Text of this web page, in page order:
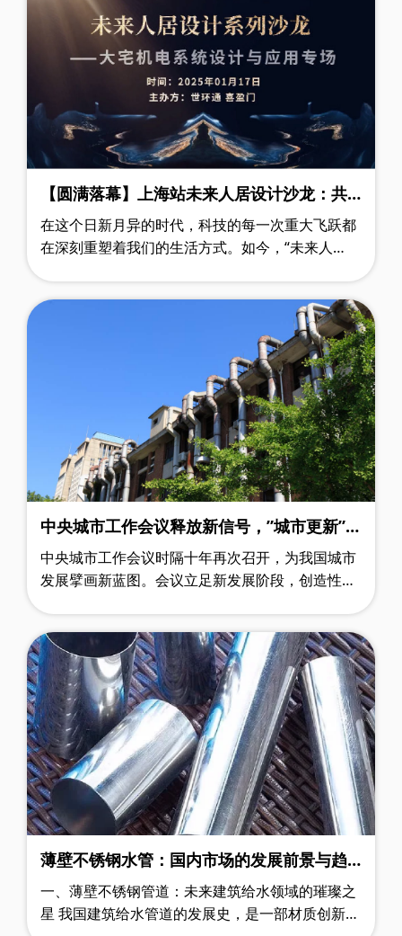
【圆满落幕】上海站未来人居设计沙龙：共
创美好、舒适且环保的居住环境！
在这个日新月异的时代，科技的每一次重大飞跃都
在深刻重塑着我们的生活方式。如今，“未来人
中央城市工作会议释放新信号，”城市更新”纳
入总体部署要求
中央城市工作会议时隔十年再次召开，为我国城市
发展擘画新蓝图。会议立足新发展阶段，创造性提
薄壁不锈钢水管：国内市场的发展前景与趋
一、薄壁不锈钢管道：未来建筑给水领域的璀璨之
星 我国建筑给水管道的发展史，是一部材质创新与